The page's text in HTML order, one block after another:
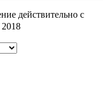
действительно с
2018